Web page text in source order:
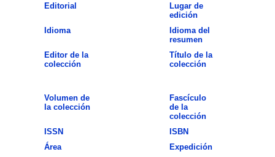
Editorial
Lugar de
edición
Idioma
Idioma del
resumen
Editor de la
colección
Título de la
colección
Volumen de
la colección
Fascículo
de la
colección
ISSN
ISBN
Área
Expedición